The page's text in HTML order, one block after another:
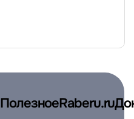
ПолезноеRaberu.ru